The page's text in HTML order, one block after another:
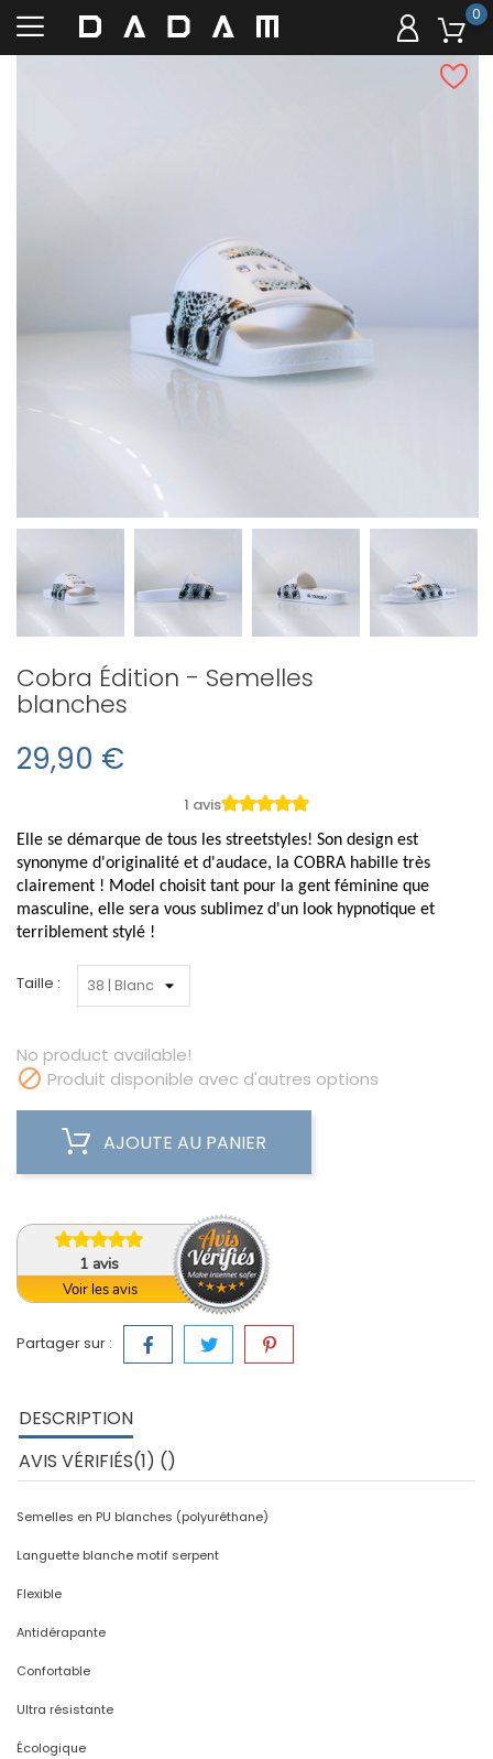
Livraison offerte à partir de
59 euros
0
Cobra Édition - Semelles
blanches
29,90 €
1 avis
Elle se démarque de tous les streetstyles! Son design est
synonyme d'originalité et d'audace, la COBRA habille très
clairement ! Model choisit tant pour la gent féminine que
masculine, elle sera vous sublimez d'un look hypnotique et
terriblement stylé !
Taille :
No product available!
 Produit disponible avec d'autres options
AJOUTE AU PANIER
1avis
Voir les avis
Partager sur :
DESCRIPTION
AVIS VÉRIFIÉS(1) ()
Semelles en PU blanches (polyuréthane)
Languette blanche motif serpent
Flexible
Antidérapante
Confortable
Ultra résistante
Écologique